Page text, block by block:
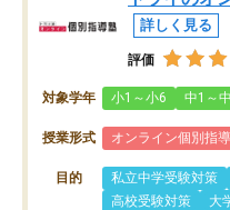
詳しく見る
評価
対象学年 小1～小6 中1～
授業形式 オンライン個別指
目的 私立中学受験対策
高校受験対策
大